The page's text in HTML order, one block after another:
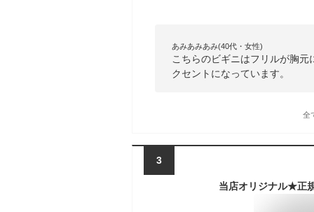
あみあみあみ(40代・女性)
こちらのビギニはフリルが胸
クセントになっています。
全
3